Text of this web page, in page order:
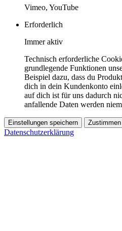
Vimeo, YouTube
Erforderlich
Immer aktiv
Technisch erforderliche
grundlegende Funktionen
Beispiel dazu, dass du
dich in dein Kundenkonto
auf dich ist für uns dadurch
anfallende Daten werden
Einstellungen speichern Zustimmen
Datenschutzerklärung